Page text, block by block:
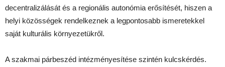
decentralizálását és a regionális autonómia erősítését, hiszen a
helyi közösségek rendelkeznek a legpontosabb ismeretekkel
saját kulturális környezetükről.
A szakmai párbeszéd intézményesítése szintén kulcskérdés.